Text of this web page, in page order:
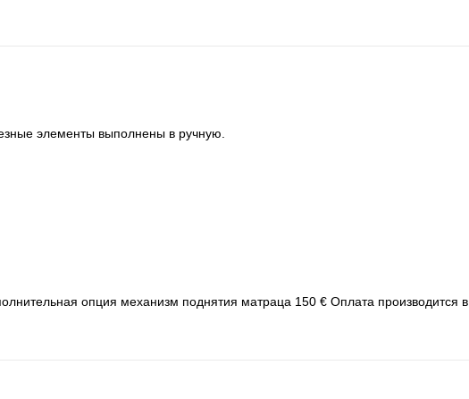
элементы выполнены в ручную.
опция механизм поднятия матраца 150 € Оплата производится в